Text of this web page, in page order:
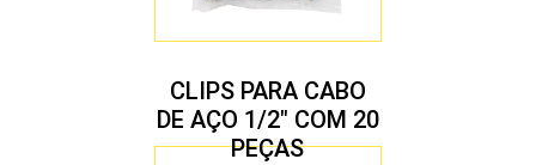
CLIPS PARA CABO
DE AÇO 1/2″ COM 20
PEÇAS